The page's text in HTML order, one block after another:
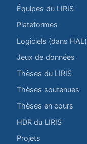
Équipes du LIRIS
Plateformes
Logiciels (dans HAL)
Jeux de données
Thèses du LIRIS
Thèses soutenues
Thèses en cours
HDR du LIRIS
Projets